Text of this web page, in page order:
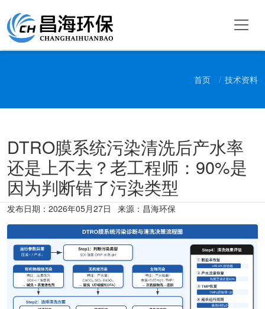
首页 技术资料
DTRO膜系统污染清洗后产水率
还是上不去？老工程师：90%是
因为判断错了污染类型
发布日期： 2026年05月27日 来源：昌海环保